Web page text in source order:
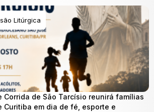
Litúrgica
Corrida de São Tarcísio reunirá famílias
Curitiba em dia de fé, esporte e